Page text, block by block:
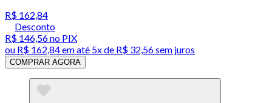
R$ 162,84
Desconto
R$ 146,56no PIX
ou R$ 162,84em até 5x de R$ 32,56 sem juros
COMPRAR AGORA